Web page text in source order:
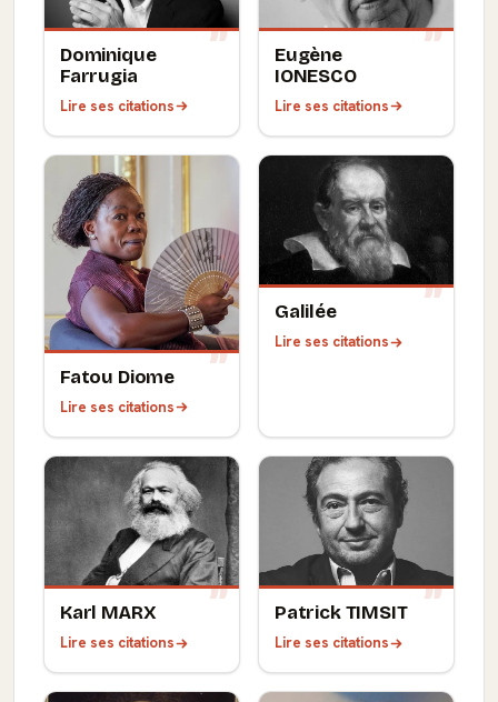
Dominique
Farrugia
Lire ses citations
Eugène
IONESCO
Lire ses citations
Fatou Diome
Lire ses citations
Galilée
Lire ses citations
Karl MARX
Lire ses citations
Patrick TIMSIT
Lire ses citations